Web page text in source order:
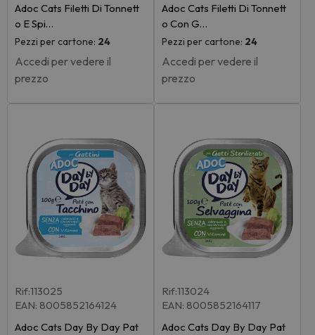
Adoc Cats Filetti Di Tonnett
o E Spi…
Pezzi per cartone: 24
Accedi per vedere il
prezzo
Adoc Cats Filetti Di Tonnett
o Con G…
Pezzi per cartone: 24
Accedi per vedere il
prezzo
Rif:113025
EAN: 8005852164124
Adoc Cats Day By Day Pat
Rif:113024
EAN: 8005852164117
Adoc Cats Day By Day Pat